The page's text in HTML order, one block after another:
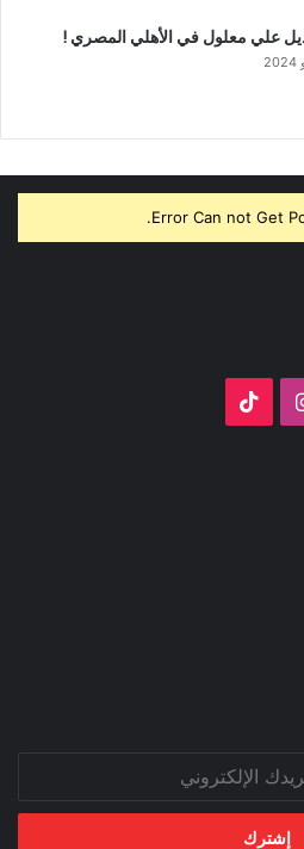
علي معلول في الأهلي المصري !
Error Can not Get
انستقرام